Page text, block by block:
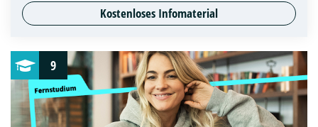
Kostenloses Infomaterial
9